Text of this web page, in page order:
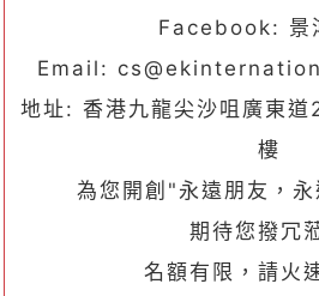
Facebook: 景
Email:
地址: 香港九龍尖沙咀廣東
樓
為您開創"永遠朋友，永
期待您撥冗
名額有限，請火